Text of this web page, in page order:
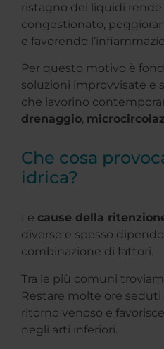
ristagno dei liquidi
congestionato,
e favorendo
Per questo motivo è
soluzioni improvvisate e
che lavorino
drenaggio,
Che cosa
idrica?
Le cause della
diverse e spesso
combinazione di fattori.
Tra le più comuni
Restare molte ore
ritorno venoso e
negli arti inferiori.